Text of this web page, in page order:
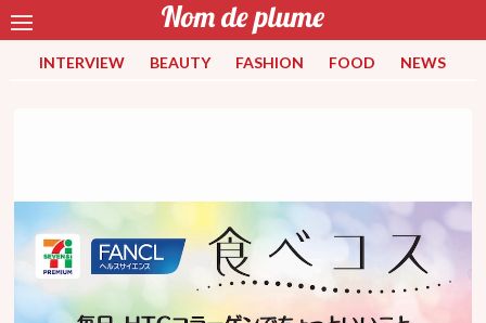
INTERVIEW BEAUTY FASHION FOOD NEWS